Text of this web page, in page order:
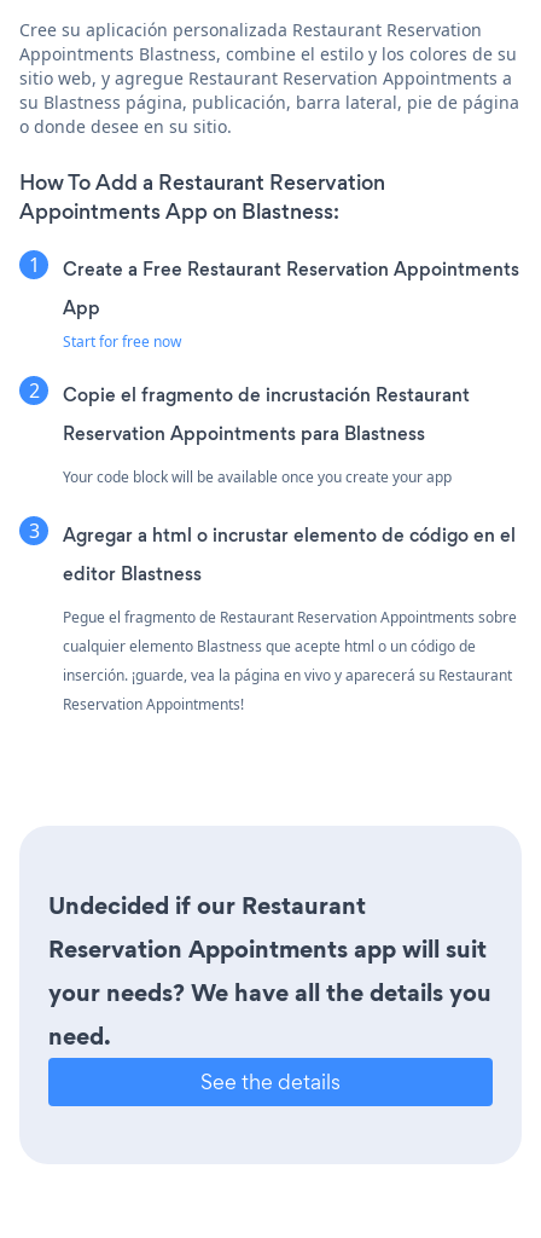
Cree su aplicación personalizada Restaurant Reservation
Appointments Blastness, combine el estilo y los colores de su
sitio web, y agregue Restaurant Reservation Appointments a
su Blastness página, publicación, barra lateral, pie de página
o donde desee en su sitio.
How To Add a Restaurant Reservation
Appointments App on Blastness:
Create a Free Restaurant Reservation Appointments
App
Start for free now
Copie el fragmento de incrustación Restaurant
Reservation Appointments para Blastness
Your code block will be available once you create your app
Agregar a html o incrustar elemento de código en el
editor Blastness
Pegue el fragmento de Restaurant Reservation Appointments sobre
cualquier elemento Blastness que acepte html o un código de
inserción. ¡guarde, vea la página en vivo y aparecerá su Restaurant
Reservation Appointments!
Undecided if our Restaurant
Reservation Appointments app will suit
your needs? We have all the details you
need.
See the details